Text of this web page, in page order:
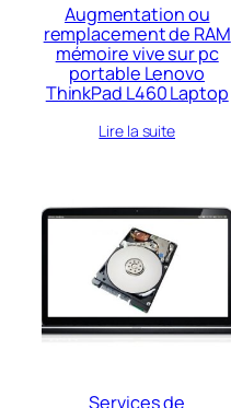
Augmentation ou
remplacement de RAM
mémoire vive sur pc
portable Lenovo
ThinkPad L460 Laptop
Lire la suite
Services de